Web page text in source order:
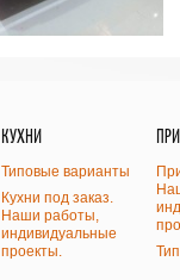
КУХНИ
Типовые варианты
Кухни под заказ.
Наши работы,
индивидуальные
проекты.